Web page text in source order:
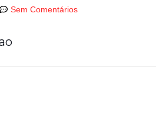
Sem Comentários